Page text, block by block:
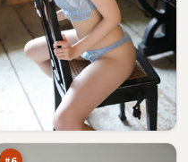
计
时
万